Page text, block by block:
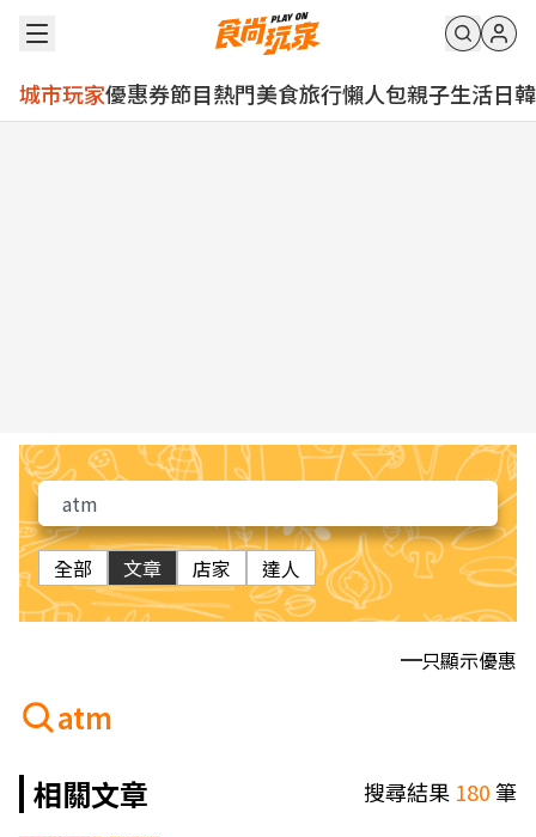
城市玩家優惠券節目熱門美食旅行懶人包親子生活日韓
全部 文章 店家 達人
只顯示優惠
atm
相關文章
搜尋結果 180筆